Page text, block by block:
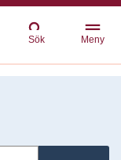
Sök Meny